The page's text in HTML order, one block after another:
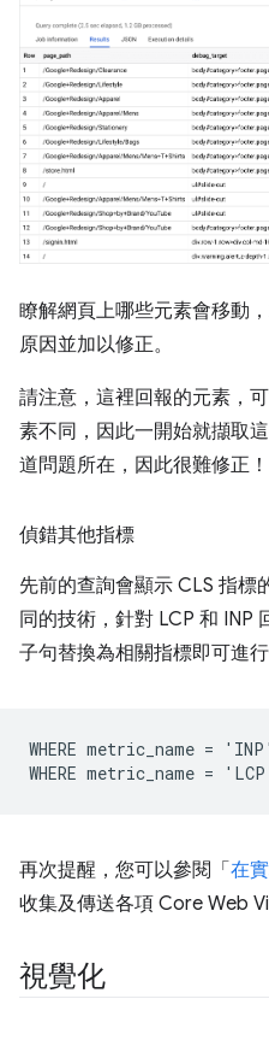
瞭解網頁上哪些元素會移動
原因並加以修正。
請注意，這裡回報的元素，
素不同，因此一開始就擷取
道問題所在，因此很難修正！
偵錯其他指標
先前的查詢會顯示 CLS 指標
同的技術，針對 LCP 和 INP
子句替換為相關指標即可進行
WHERE metric_name = 'INP'
再次提醒，您可以參閱「 在
收集及傳送各項 Core Web
視覺化